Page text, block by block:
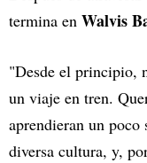
termina en Walvis
"Desde el principio,
un viaje en tren.
aprendieran un poco
diversa cultura, y,